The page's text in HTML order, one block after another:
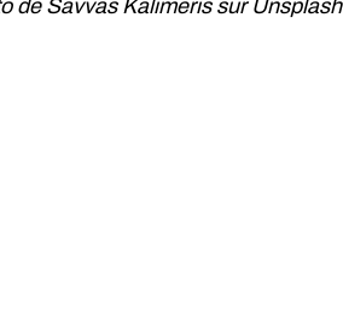
de Savvas Kalimeris sur Unsplash